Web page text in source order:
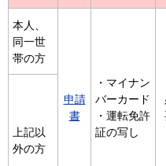
本人、
同一世
帯の方
申請
書
・マイナン
バーカード
・運転免許
証の写し
上記以
外の方